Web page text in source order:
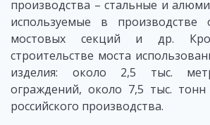
производства – стальные и
используемые в производстве
мостовых секций и др.
строительстве моста
изделия: около 2,5 тыс.
ограждений, около 7,5 тыс.
российского производства.